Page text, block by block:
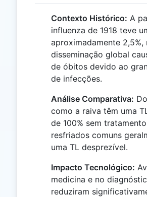
Contexto Histórico: A
influenza de 1918 teve
aproximadamente 2,5%,
disseminação global
de óbitos devido ao
de infecções.
Análise Comparativa:
como a raiva têm uma
de 100% sem
resfriados comuns
uma TL desprezível.
Impacto Tecnológico:
medicina e no
reduziram